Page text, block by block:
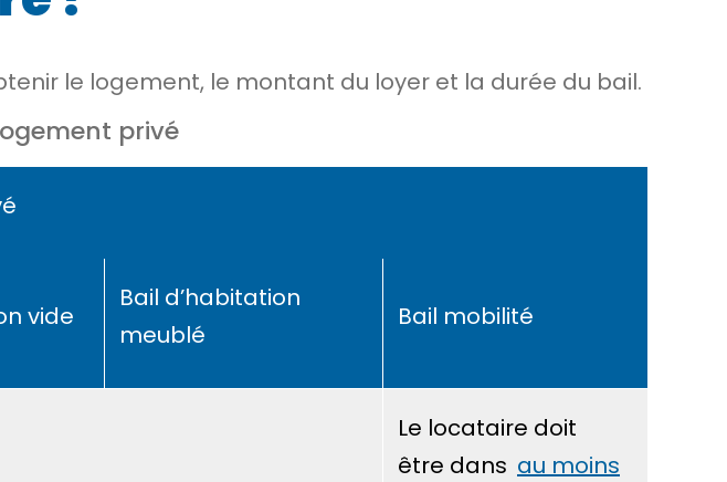
le logement, le montant du loyer et la durée du bail.
privé
vide
Bail d’habitation
meublé
Bail mobilité
Le locataire doit
être dans au moins